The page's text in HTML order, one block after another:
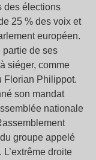
des élections
25 % des voix et
européen.
partie de ses
siéger, comme
Florian Philippot.
son mandat
nationale
groupe appelé
droite